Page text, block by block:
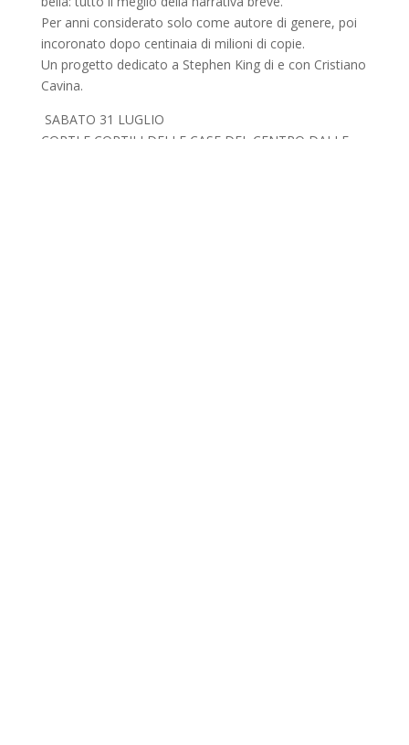
Per anni considerato solo come autore di genere, poi
incoronato dopo centinaia di milioni di copie.
Un progetto dedicato a Stephen King di e con Cristiano
Cavina.
SABATO 31 LUGLIO
CORTI E CORTILI DELLE CASE DEL CENTRO DALLE